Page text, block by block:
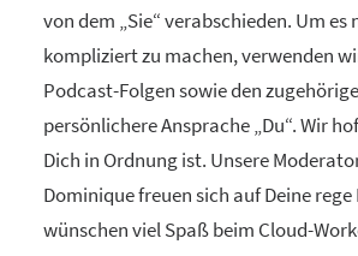
von dem „Sie“ verabschieden. Um
kompliziert zu machen, verwenden
Podcast-Folgen sowie den
persönlichere Ansprache „Du“. Wir
Dich in Ordnung ist. Unsere
Dominique freuen sich auf Deine
wünschen viel Spaß beim Cloud-